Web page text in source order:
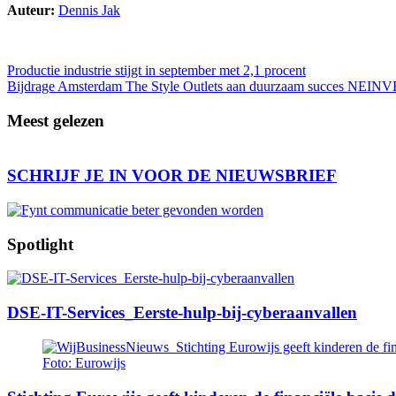
Auteur: Dennis Jak
Bericht
navigatie
Productie industrie stijgt in september met 2,1 procent
Bijdrage Amsterdam The Style Outlets aan duurzaam succes
Meest gelezen
SCHRIJF JE IN VOOR DE NIEUWSBRIEF
Spotlight
DSE-IT-Services_Eerste-hulp-bij-cyberaanvallen
Foto: Eurowijs